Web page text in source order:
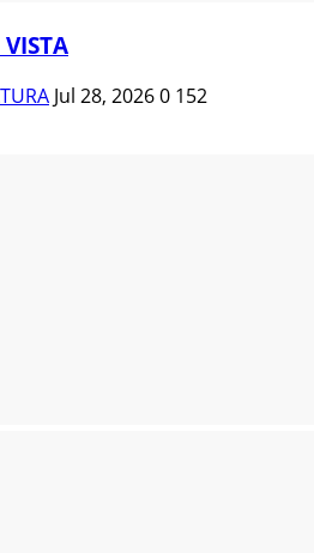
Jul 28, 20260 152